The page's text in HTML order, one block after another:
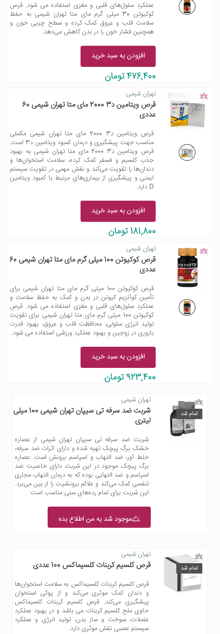
عملکرد سلول‌های قلبی و مغزی استفاده می شود. قرص
کوکیوتن 30 میلی گرم مای متا تهران شیمی به حفظ
سلامت قلب و عروق کمک کرده و سطح چربی خون و
همچنین فشار خون را در بدن کاهش می‌دهد.
افزودن به سبد خرید
476,400 تومان
تهران شیمی
قرص ویتامین د3 2000 مای متا تهران شیمی 60
عددی
قرص ویتامین د3 2000 مای متا تهران شیمی مکملی
مناسب جهت پیشگیری و درمان کمبود ویتامین د3 است.
قرص ویتامین د3 2000 مای متا تهران شیمی به بهبود
جذب کلسیم و فسفر کمک کرده، سلامت استخوان‌ها و
دندان‌ها را تقویت می‌کند و نقش مهمی در تقویت سیستم
ایمنی و پیشگیری از بیماری‌های مرتبط با کمبود ویتامین
D دارد.
افزودن به سبد خرید
181,800 تومان
تهران شیمی
قرص کوکیوتن 100 میلی گرم مای متا تهران شیمی 60
عددی
قرص کوکیوتن 100 میلی گرم مای متا تهران شیمی برای
تأمین کوآنزیم کیوتن در بدن و کمک به حفظ سلامت و
عملکرد سلول‌های قلبی و مغزی استفاده می شود. قرص
کوکیوتن 100 میلی گرم مای متا تهران شیمی برای تقویت
تولید انرژی سلولی، محافظت قلب و عروق، بهبود قدرت
باروری در زوجین و بهبود عملکرد ورزشی استفاده می شود.
افزودن به سبد خرید
923,400 تومان
تمام شد
تهران شیمی
شربت ضد سرفه تی سیپان تهران شیمی 100 میلی
لیتری
شربت ضد سرفه تی سیپان تهران شیمی از عصاره
خشک برگ پیچک تهیه شده و دارای اثرات ضد سرفه،
خلط آور، ضد التهاب و اسپاسم برونش است. عصاره
برگ پیچک موجود در این شربت دارای خاصیت ضد
اسپاسم و ضد التهابی بوده که به درمان التهاب مجاری
تنفسی کمک می‌کند و علائم برونشیت را از بین می‌برد.
این شربت برای تمام رده‌های سنی مناسب است
موجود شد به من اطلاع بده
تمام شد
تهران شیمی
قرص کلسیم کربنات کلسیماکس 100 عددی
قرص کلسیم کربنات کلسیماکس به سلامت استخوان‌ها
و دندان کمک موثری می‌کند و از پوکی استخوان
پیشگیری می‌کند. قرص کلسیم کربنات کلسیماکس
حاوی ملح کلسیم کربنات می باشد و در بهبود عملکرد
عضلات، سوخت و ساز بدن، تولید انرژی و عملکرد
سیستم عصبی نقش موثری دارد.